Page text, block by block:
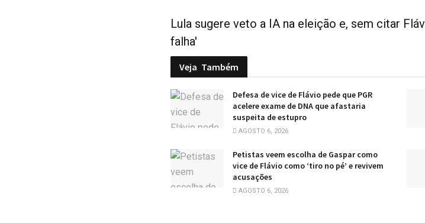
Lula sugere veto a IA na eleição e, sem citar
falha'
Veja Também
Defesa de vice de Flávio pede que PGR
acelere exame de DNA que afastaria
suspeita de estupro
AGOSTO 6, 2026
Petistas veem escolha de Gaspar como
vice de Flávio como ‘tiro no pé’ e revivem
acusações
AGOSTO 6, 2026